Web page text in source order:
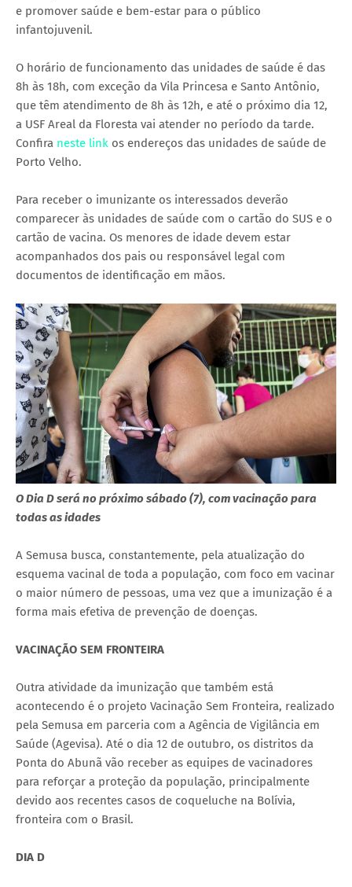
e promover saúde e bem-estar para o público
infantojuvenil.
O horário de funcionamento das unidades de saúde é das
8h às 18h, com exceção da Vila Princesa e Santo Antônio,
que têm atendimento de 8h às 12h, e até o próximo dia 12,
a USF Areal da Floresta vai atender no período da tarde.
Confira neste link os endereços das unidades de saúde de
Porto Velho.
Para receber o imunizante os interessados deverão
comparecer às unidades de saúde com o cartão do SUS e o
cartão de vacina. Os menores de idade devem estar
acompanhados dos pais ou responsável legal com
documentos de identificação em mãos.
O Dia D será no próximo sábado (7), com vacinação para
todas as idades
A Semusa busca, constantemente, pela atualização do
esquema vacinal de toda a população, com foco em vacinar
o maior número de pessoas, uma vez que a imunização é a
forma mais efetiva de prevenção de doenças.
VACINAÇÃO SEM FRONTEIRA
Outra atividade da imunização que também está
acontecendo é o projeto Vacinação Sem Fronteira, realizado
pela Semusa em parceria com a Agência de Vigilância em
Saúde (Agevisa). Até o dia 12 de outubro, os distritos da
Ponta do Abunã vão receber as equipes de vacinadores
para reforçar a proteção da população, principalmente
devido aos recentes casos de coqueluche na Bolívia,
fronteira com o Brasil.
DIA D